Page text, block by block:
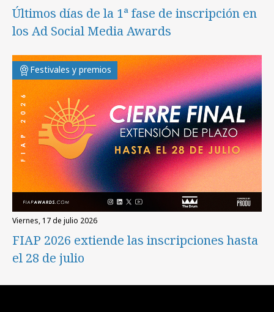
Últimos días de la 1ª fase de inscripción en
los Ad Social Media Awards
Festivales y premios
viernes, 17 de julio 2026
FIAP 2026 extiende las inscripciones hasta
el 28 de julio